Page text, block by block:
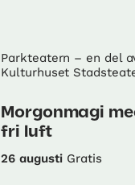
Parkteatern – en del
Kulturhuset
Morgonmagi
fri luft
26 augusti Gratis